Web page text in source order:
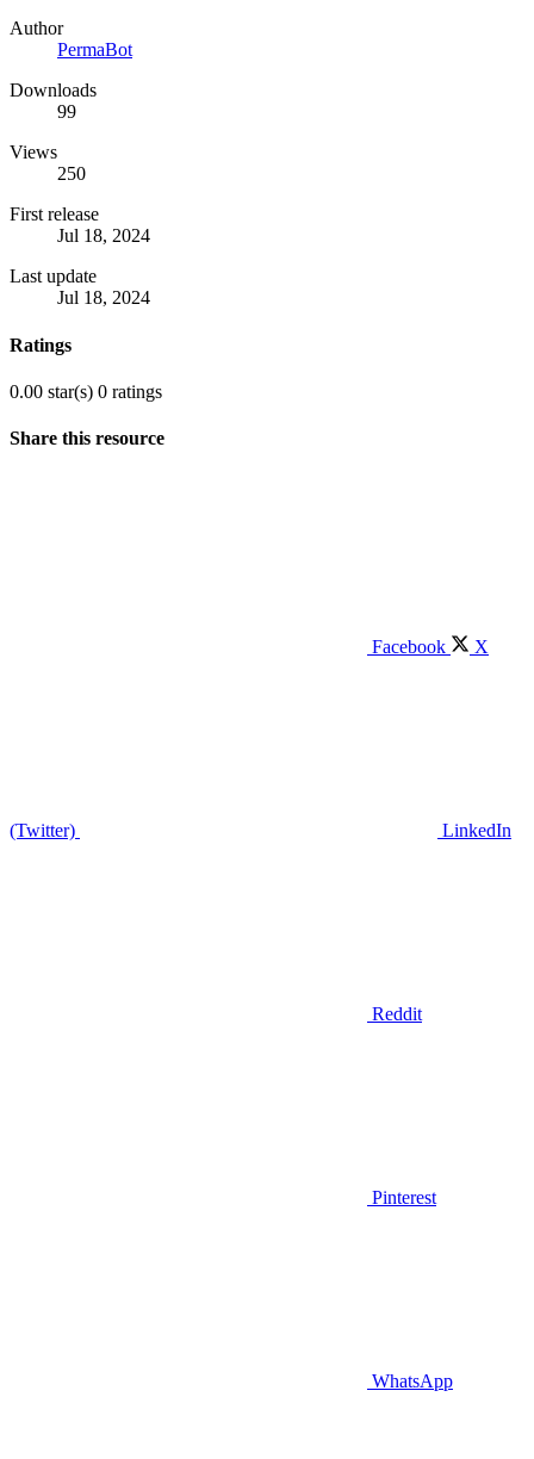
Author
PermaBot
Downloads
99
Views
250
First release
Jul 18, 2024
Last update
Jul 18, 2024
Ratings
0.00 star(s) 0 ratings
Share this resource
Facebook X
(Twitter) LinkedIn
Reddit
Pinterest
WhatsApp